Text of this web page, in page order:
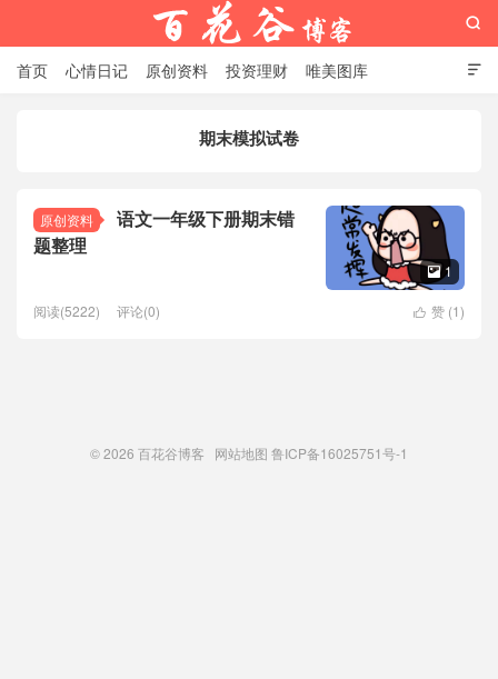

首页 心情日记 原创资料 投资理财 唯美图库

期末模拟试卷
原创资料
语文一年级下册期末错
题整理
 1
 赞 (1)
阅读(5222) 评论(0)
© 2026 百花谷博客 网站地图 鲁ICP备16025751号-1